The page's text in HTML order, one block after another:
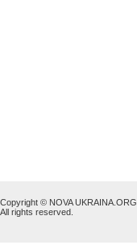
Copyright © NOVA UKRAINA.ORG
All rights reserved.